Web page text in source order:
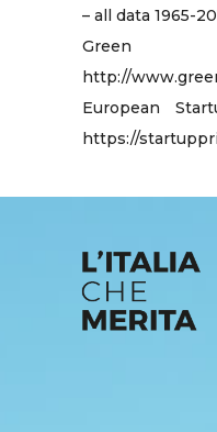
– all data 1965-
http://
European
https://